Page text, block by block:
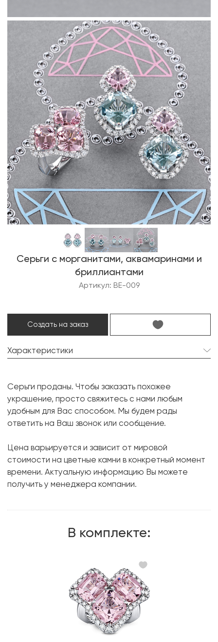
Серьги с морганитами, аквамаринами и
бриллиантами
Артикул: BE-009
Создать на заказ
Характеристики
Форма огранки:
Аквамарин:
2 шт. 19.64 карат.
Форма огранки:
Бриллиант:
66 шт. 2.79 карат.
Форма огранки:
Круг
Металл:
Серьги проданы. Чтобы заказать похожее
украшение, просто свяжитесь с нами любым
удобным для Вас способом. Мы будем рады
ответить на Ваш звонок или сообщение.
Цена варьируется и зависит от мировой
стоимости на цветные камни в конкретный момент
времени. Актуальную информацию Вы можете
получить у менеджера компании.
В комплекте: